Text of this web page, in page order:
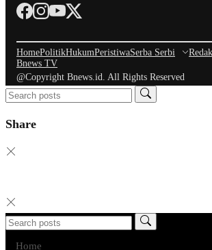
HomePolitikHukumPeristiwaSerba Serbi
Bnews TV
@Copyright Bnews.id. All Rights Reserved
Share
Home